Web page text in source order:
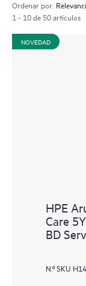
Ordenar por:
1 - 10 de 50 artículos
NOVEDAD
HPE
Care
BD
N.º SKU